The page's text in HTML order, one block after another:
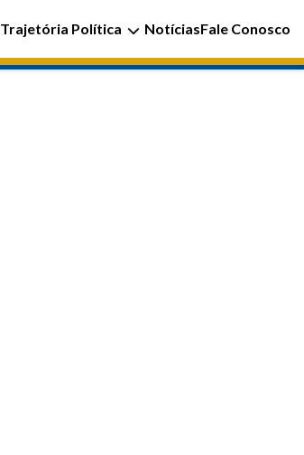
Trajetória Política NotíciasFale Conosco